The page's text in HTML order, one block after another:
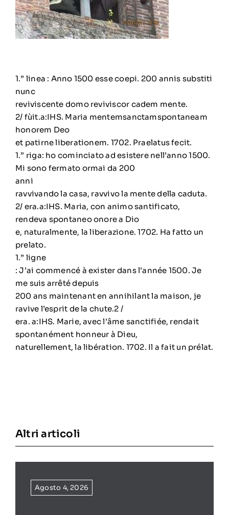
1.” linea : Anno 1500 esse coepi. 200 annis substiti
nunc
reviviscente domo reviviscor cadem mente.
2/ fùit.a:IHS. Maria mentemsanctamspontaneam
honorem Deo
et patirne liberationem. 1702. Praelatus fecit.
1.” riga: ho cominciato ad esistere nell’anno 1500.
Mi sono fermato ormai da 200
anni
ravvivando la casa, ravvivo la mente della caduta.
2/ era.a:IHS. Maria, con animo santificato,
rendeva spontaneo onore a Dio
e, naturalmente, la liberazione. 1702. Ha fatto un
prelato.
1.” ligne
: J’ai commencé à exister dans l’année 1500. Je
me suis arrêté depuis
200 ans maintenant en annihilant la maison, je
ravive l’esprit de la chute.2 /
era. a:IHS. Marie, avec l’âme sanctifiée, rendait
spontanément honneur à Dieu,
naturellement, la libération. 1702. Il a fait un prélat.
Altri articoli
Agosto 4, 2026